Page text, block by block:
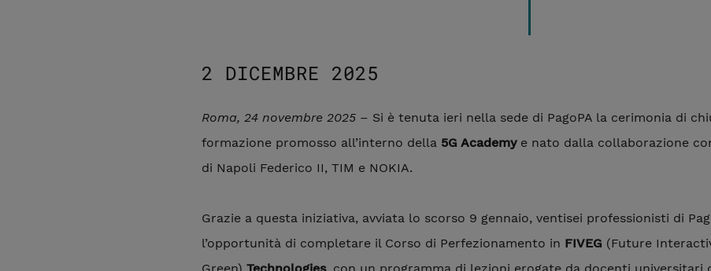
2 DICEMBRE 2025
Roma, 24 novembre 2025 – Si è tenuta ieri nella sede di PagoPA la cerimonia di
formazione promosso all’interno della 5G Academye nato dalla collaborazione
di Napoli Federico II, TIM e NOKIA.
Grazie a questa iniziativa, avviata lo scorso 9 gennaio, ventisei professionisti di
l’opportunità di completare il Corso di Perfezionamento in FIVEG (Future